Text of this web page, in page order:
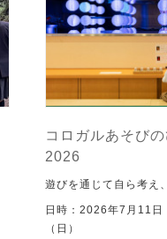
コロガルあそび
2026
遊びを通じて自ら考え
日時：2026年7月11
（日）